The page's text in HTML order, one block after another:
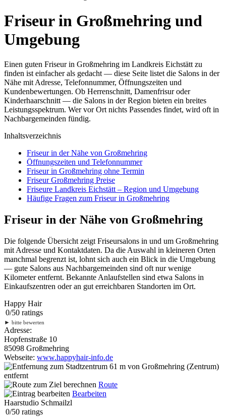
Friseur in Großmehring und
Umgebung
Einen guten Friseur in Großmehring im Landkreis Eichstätt zu
finden ist einfacher als gedacht — diese Seite listet die Salons in der
Nähe mit Adresse, Telefonnummer, Öffnungszeiten und
Kundenbewertungen. Ob Herrenschnitt, Damenfrisur oder
Kinderhaarschnitt — die Salons in der Region bieten ein breites
Leistungsspektrum. Wer vor Ort nichts Passendes findet, wird oft in
Nachbargemeinden fündig.
Inhaltsverzeichnis
Friseur in der Nähe von Großmehring
Öffnungszeiten und Telefonnummer
Friseur in Großmehring ohne Termin
Friseur Großmehring Preise
Friseure Landkreis Eichstätt – Region und Umgebung
Häufige Fragen zum Friseur in Großmehring
Friseur in der Nähe von Großmehring
Die folgende Übersicht zeigt Friseursalons in und um Großmehring
mit Adresse und Kontaktdaten. Da die Auswahl in kleineren Orten
manchmal begrenzt ist, lohnt sich auch ein Blick in die Umgebung
— gute Salons aus Nachbargemeinden sind oft nur wenige
Kilometer entfernt. Bekannte Anlaufstellen sind etwa Salons in
Einkaufszentren oder an gut erreichbaren Standorten im Ort.
Happy Hair
0/50 ratings
► bitte bewerten
Adresse:
Hopfenstraße 10
85098 Großmehring
Webseite: www.happyhair-info.de
61 m von Großmehring (Zentrum)
entfernt
Route
Bearbeiten
Haarstudio Schmailzl
0/50 ratings